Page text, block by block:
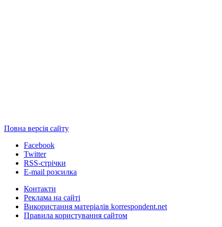
Повна версія сайту
Facebook
Twitter
RSS-стрічки
E-mail розсилка
Контакти
Реклама на сайті
Використання матеріалів korrespondent.net
Правила користування сайтом